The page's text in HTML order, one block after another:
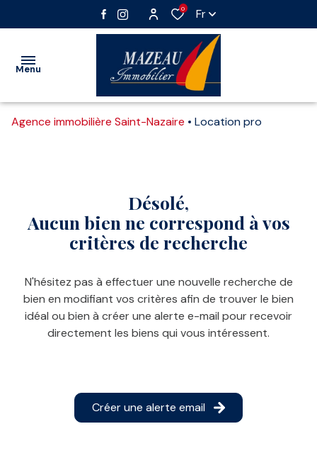
0 Fr
Menu
Vente
interactive
PROFESSIONNEL
professionnel
Location
professionnel
GESTION
ESTIMATION
ALERTE
E-MAIL
Agence immobilière Saint-Nazaire Location pro
Désolé,
Aucun bien ne correspond à vos
critères de recherche
N'hésitez pas à effectuer une nouvelle recherche de
bien en modifiant vos critères afin de trouver le bien
idéal ou bien à créer une alerte e-mail pour recevoir
directement les biens qui vous intéressent.
Créer une alerte email